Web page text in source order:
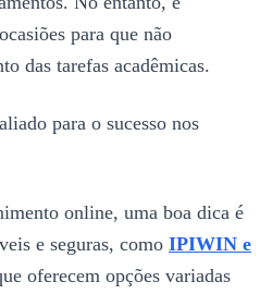
para que não
das tarefas acadêmicas.
para o sucesso nos
online, uma boa dica é
e seguras, como IPIWIN e
oferecem opções variadas